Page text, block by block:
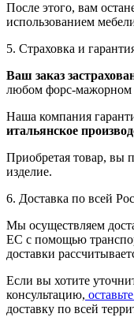
После этого, вам
использованием
5. Страховка и
Ваш заказ
любом форс-мажорном
Наша компания
итальянское
Приобретая товар, вы
изделие.
6. Доставка по всей
Мы осуществляем
ЕС с помощью
доставки
Если вы хотите
консультацию,
доставку по всей